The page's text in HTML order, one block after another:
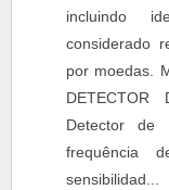
incluindo
considerado
por moedas.
Detector de
frequência
sensibilidad...